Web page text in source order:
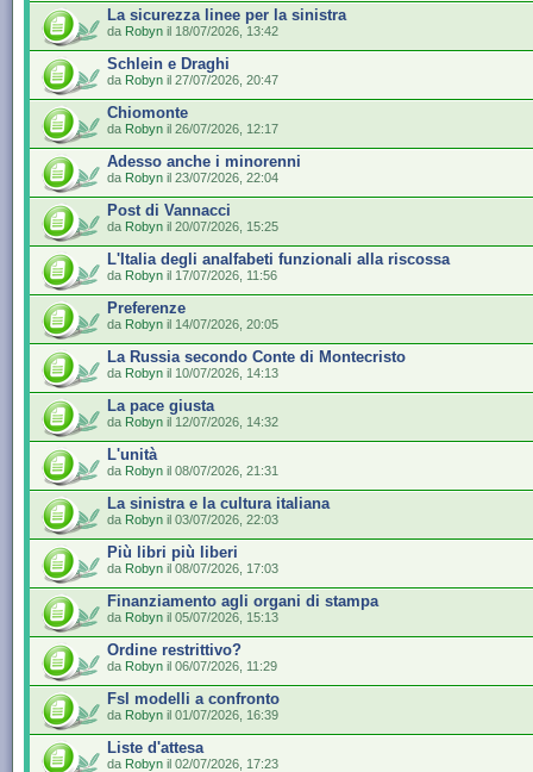
La sicurezza linee per la sinistra
da Robyn il 18/07/2026, 13:42
Schlein e Draghi
da Robyn il 27/07/2026, 20:47
Chiomonte
da Robyn il 26/07/2026, 12:17
Adesso anche i minorenni
da Robyn il 23/07/2026, 22:04
Post di Vannacci
da Robyn il 20/07/2026, 15:25
L'Italia degli analfabeti funzionali alla riscossa
da Robyn il 17/07/2026, 11:56
Preferenze
da Robyn il 14/07/2026, 20:05
La Russia secondo Conte di Montecristo
da Robyn il 10/07/2026, 14:13
La pace giusta
da Robyn il 12/07/2026, 14:32
L'unità
da Robyn il 08/07/2026, 21:31
La sinistra e la cultura italiana
da Robyn il 03/07/2026, 22:03
Più libri più liberi
da Robyn il 08/07/2026, 17:03
Finanziamento agli organi di stampa
da Robyn il 05/07/2026, 15:13
Ordine restrittivo?
da Robyn il 06/07/2026, 11:29
Fsl modelli a confronto
da Robyn il 01/07/2026, 16:39
Liste d'attesa
da Robyn il 02/07/2026, 17:23